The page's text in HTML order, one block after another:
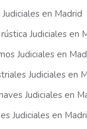
en Madrid
Judiciales en
Judiciales en
Judiciales en
Judiciales en
Judiciales en